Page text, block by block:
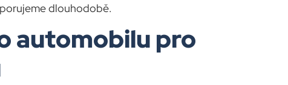
dlouhodobě.
automobilu pro